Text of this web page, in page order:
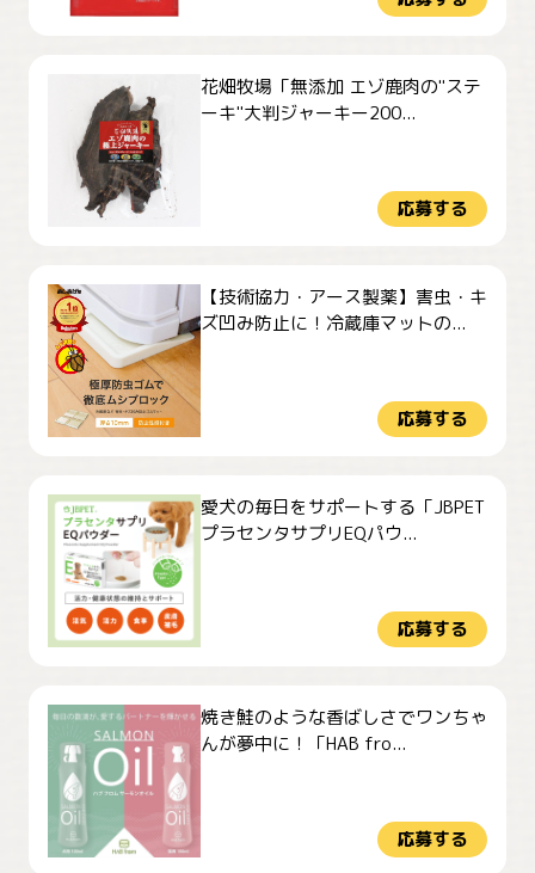
花畑牧場「無添加 エゾ鹿肉の"ステ
ーキ"大判ジャーキー200...
応募する
【技術協力・アース製薬】害虫・キ
ズ凹み防止に！冷蔵庫マットの...
応募する
愛犬の毎日をサポートする「JBPET
プラセンタサプリEQパウ...
応募する
焼き鮭のような香ばしさでワンちゃ
んが夢中に！「HAB fro...
応募する